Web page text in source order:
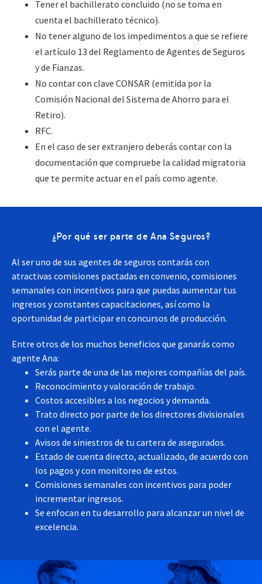
Tener el bachillerato concluido (no se toma en
cuenta el bachillerato técnico).
No tener alguno de los impedimentos a que se refiere
el artículo 13 del Reglamento de Agentes de Seguros
y de Fianzas.
No contar con clave CONSAR (emitida por la
Comisión Nacional del Sistema de Ahorro para el
Retiro).
RFC.
En el caso de ser extranjero deberás contar con la
documentación que compruebe la calidad migratoria
que te permite actuar en el país como agente.
¿Por qué ser parte de Ana Seguros?
Al ser uno de sus agentes de seguros contarás con
atractivas comisiones pactadas en convenio, comisiones
semanales con incentivos para que puedas aumentar tus
ingresos y constantes capacitaciones, así como la
oportunidad de participar en concursos de producción.
Entre otros de los muchos beneficios que ganarás como
agente Ana:
Serás parte de una de las mejores compañías del país.
Reconocimiento y valoración de trabajo.
Costos accesibles a los negocios y demanda.
Trato directo por parte de los directores divisionales
con el agente.
Avisos de siniestros de tu cartera de asegurados.
Estado de cuenta directo, actualizado, de acuerdo con
los pagos y con monitoreo de estos.
Comisiones semanales con incentivos para poder
incrementar ingresos.
Se enfocan en tu desarrollo para alcanzar un nivel de
excelencia.